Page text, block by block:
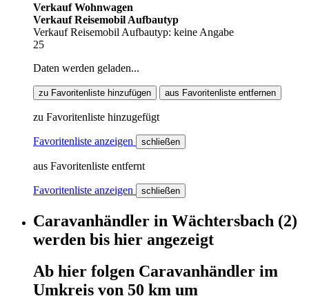
Verkauf Wohnwagen
Verkauf Reisemobil Aufbautyp
Verkauf Reisemobil Aufbautyp: keine Angabe
25
Daten werden geladen...
zu Favoritenliste hinzufügen aus Favoritenliste entfernen
zu Favoritenliste hinzugefügt
Favoritenliste anzeigen schließen
aus Favoritenliste entfernt
Favoritenliste anzeigen schließen
Caravanhändler in Wächtersbach (2)
werden bis hier angezeigt
Ab hier folgen Caravanhändler im
Umkreis von 50 km um